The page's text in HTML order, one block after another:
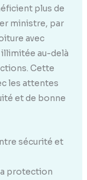
plus de
ministre, par
avec
au-delà
Cette
les attentes
et de bonne
sécurité et
protection